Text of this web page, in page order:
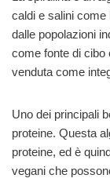
caldi e salini come
dalle popolazioni
come fonte di cibo
venduta come
Uno dei principali
proteine. Questa
proteine, ed è
vegani che